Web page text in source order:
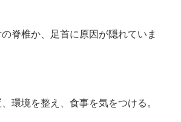
脊椎か、足首に原因が隠れていま
環境を整え、食事を気をつける。